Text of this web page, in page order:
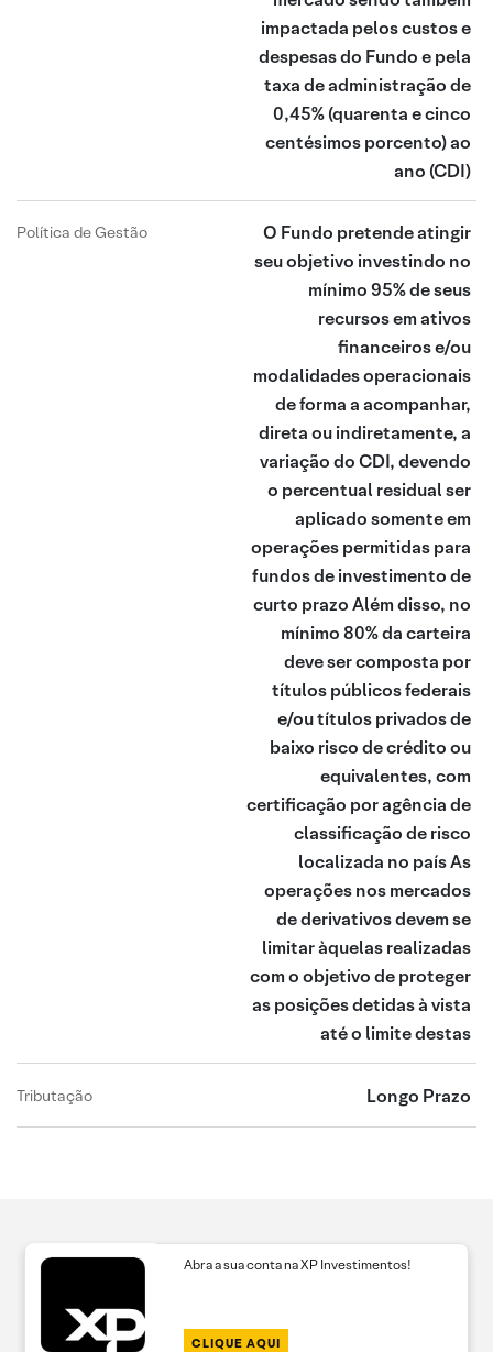
impactada pelos custos e
despesas do Fundo e pela
taxa de administração de
0,45% (quarenta e cinco
centésimos porcento) ao
ano (CDI)
Política de Gestão
O Fundo pretende atingir
seu objetivo investindo no
mínimo 95% de seus
recursos em ativos
financeiros e/ou
modalidades operacionais
de forma a acompanhar,
direta ou indiretamente, a
variação do CDI, devendo
o percentual residual ser
aplicado somente em
operações permitidas para
fundos de investimento de
curto prazo Além disso, no
mínimo 80% da carteira
deve ser composta por
títulos públicos federais
e/ou títulos privados de
baixo risco de crédito ou
equivalentes, com
certificação por agência de
classificação de risco
localizada no país As
operações nos mercados
de derivativos devem se
limitar àquelas realizadas
com o objetivo de proteger
as posições detidas à vista
até o limite destas
Tributação Longo Prazo
Abra a sua conta na XP Investimentos!
CLIQUE AQUI